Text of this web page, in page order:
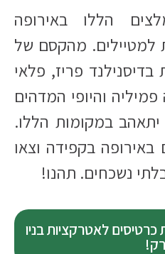
הללו באירופה
למטיילים. מהקסם של
פריז, פלאי
והיופי המדהים
במקומות הללו.
בקפידה וצאו
נשכחים. תהנו!
לאטרקציות בניו